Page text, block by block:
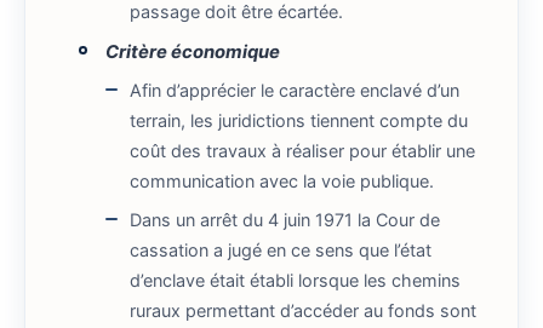
passage doit être écartée.
Critère économique
Afin d’apprécier le caractère enclavé d’un
terrain, les juridictions tiennent compte du
coût des travaux à réaliser pour établir une
communication avec la voie publique.
Dans un arrêt du 4 juin 1971 la Cour de
cassation a jugé en ce sens que l’état
d’enclave était établi lorsque les chemins
ruraux permettant d’accéder au fonds sont